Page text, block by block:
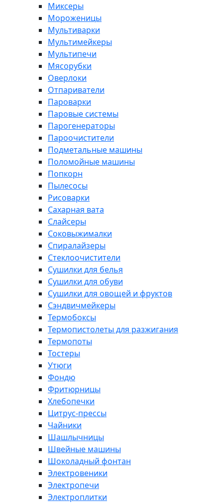
Миксеры
Мороженицы
Мультиварки
Мультимейкеры
Мультипечи
Мясорубки
Оверлоки
Отпариватели
Пароварки
Паровые системы
Парогенераторы
Пароочистители
Подметальные машины
Поломойные машины
Попкорн
Пылесосы
Рисоварки
Сахарная вата
Слайсеры
Соковыжималки
Спиралайзеры
Стеклоочистители
Сушилки для белья
Сушилки для обуви
Сушилки для овощей и фруктов
Сэндвичмейкеры
Термобоксы
Термопистолеты для разжигания
Термопоты
Тостеры
Утюги
Фондю
Фритюрницы
Хлебопечки
Цитрус-прессы
Чайники
Шашлычницы
Швейные машины
Шоколадный фонтан
Электровеники
Электропечи
Электроплитки